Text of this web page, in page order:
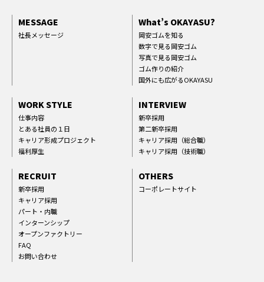
MESSAGE
社長メッセージ
What’s OKAYASU?
岡安ゴムを知る
数字で見る岡安ゴム
写真で見る岡安ゴム
ゴム作りの紹介
国外にも広がるOKAYASU
WORK STYLE
仕事内容
とある社員の１日
キャリア形成プロジェクト
福利厚生
INTERVIEW
新卒採用
第二新卒採用
キャリア採用（総合職）
キャリア採用（技術職）
RECRUIT
新卒採用
キャリア採用
パート・内職
インターンシップ
オープンファクトリー
FAQ
お問い合わせ
OTHERS
コーポレートサイト